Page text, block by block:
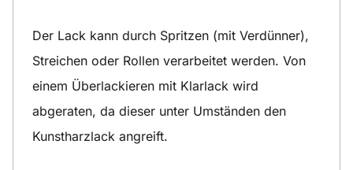
Der Lack kann durch Spritzen (mit Verdünner),
Streichen oder Rollen verarbeitet werden. Von
einem Überlackieren mit Klarlack wird
abgeraten, da dieser unter Umständen den
Kunstharzlack angreift.